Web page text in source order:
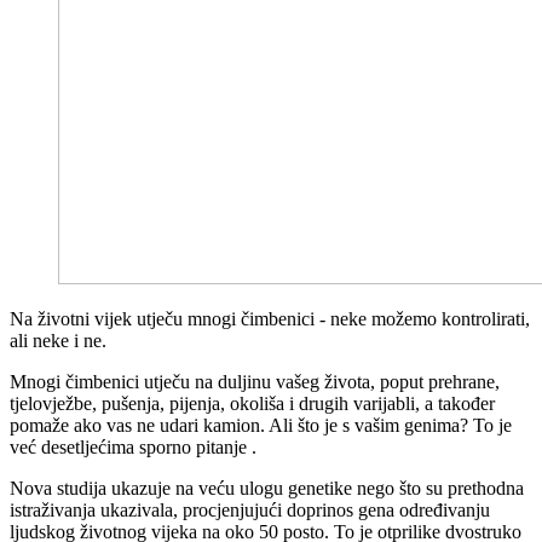
Na životni vijek utječu mnogi čimbenici - neke možemo kontrolirati,
ali neke i ne.
Mnogi čimbenici utječu na duljinu vašeg života, poput prehrane,
tjelovježbe, pušenja, pijenja, okoliša i drugih varijabli, a također
pomaže ako vas ne udari kamion. Ali što je s vašim genima? To je
već desetljećima sporno pitanje .
Nova studija ukazuje na veću ulogu genetike nego što su prethodna
istraživanja ukazivala, procjenjujući doprinos gena određivanju
ljudskog životnog vijeka na oko 50 posto. To je otprilike dvostruko